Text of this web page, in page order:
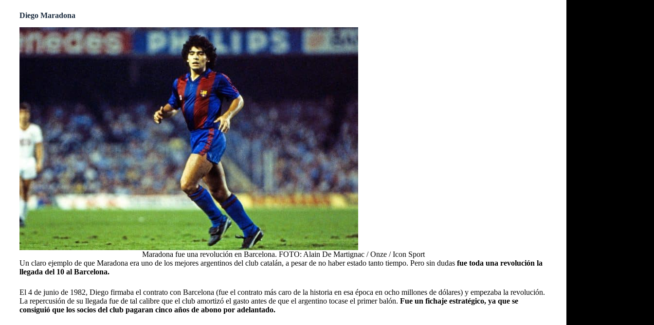
Diego Maradona
Maradona fue una revolución en Barcelona. FOTO: Alain De Martignac / Onze / Icon Sport
Un claro ejemplo de que Maradona era uno de los mejores argentinos del club catalán, a pesar de no haber estado tanto tiempo. Pero sin dudas fue toda una revolución la
llegada del 10 al Barcelona.
El 4 de junio de 1982, Diego firmaba el contrato con Barcelona (fue el contrato más caro de la historia en esa época en ocho millones de dólares) y empezaba la revolución.
La repercusión de su llegada fue de tal calibre que el club amortizó el gasto antes de que el argentino tocase el primer balón. Fue un fichaje estratégico, ya que se
consiguió que los socios del club pagaran cinco años de abono por adelantado.